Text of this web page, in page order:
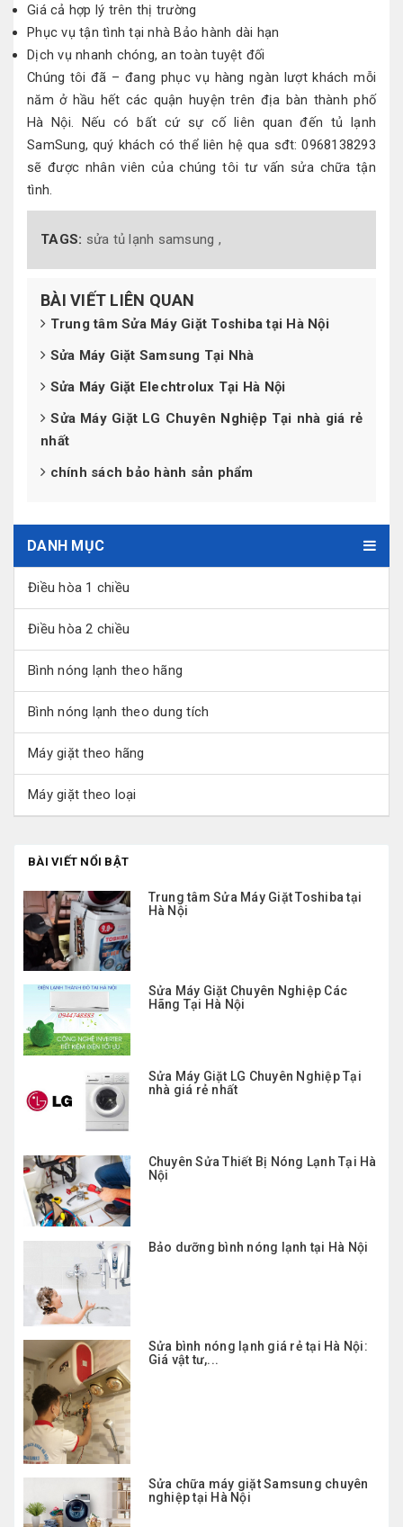
Giá cả hợp lý trên thị trường
Phục vụ tận tình tại nhà Bảo hành dài hạn
Dịch vụ nhanh chóng, an toàn tuyệt đối
Chúng tôi đã – đang phục vụ hàng ngàn lượt khách mỗi
năm ở hầu hết các quận huyện trên địa bàn thành phố
Hà Nội. Nếu có bất cứ sự cố liên quan đến tủ lạnh
SamSung, quý khách có thể liên hệ qua sđt: 0968138293
sẽ được nhân viên của chúng tôi tư vấn sửa chữa tận
tình.
TAGS: sửa tủ lạnh samsung ,
BÀI VIẾT LIÊN QUAN
Trung tâm Sửa Máy Giặt Toshiba tại Hà Nội
Sửa Máy Giặt Samsung Tại Nhà
Sửa Máy Giặt Elechtrolux Tại Hà Nội
Sửa Máy Giặt LG Chuyên Nghiệp Tại nhà giá rẻ
nhất
chính sách bảo hành sản phẩm
DANH MỤC
Điều hòa 1 chiều
Điều hòa 2 chiều
Bình nóng lạnh theo hãng
Bình nóng lạnh theo dung tích
Máy giặt theo hãng
Máy giặt theo loại
BÀI VIẾT NỔI BẬT
Trung tâm Sửa Máy Giặt Toshiba tại
Hà Nội
Sửa Máy Giặt Chuyên Nghiệp Các
Hãng Tại Hà Nội
Sửa Máy Giặt LG Chuyên Nghiệp Tại
nhà giá rẻ nhất
Chuyên Sửa Thiết Bị Nóng Lạnh Tại Hà
Nội
Bảo dưỡng bình nóng lạnh tại Hà Nội
Sửa bình nóng lạnh giá rẻ tại Hà Nội:
Giá vật tư,...
Sửa chữa máy giặt Samsung chuyên
nghiệp tại Hà Nội